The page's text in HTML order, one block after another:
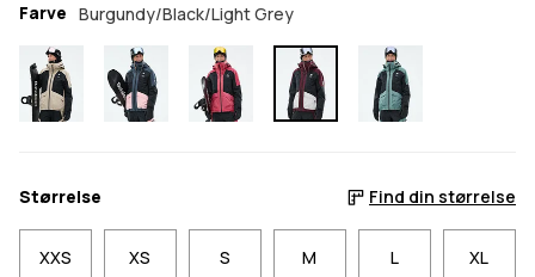
Farve Burgundy/Black/Light Grey
Størrelse Find din størrelse
XXS XS S M L XL